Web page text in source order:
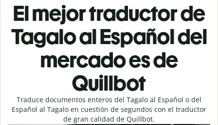
El mejor traductor de
Tagalo al Español del
mercado es de
Quillbot
Traduce documentos enteros del Tagalo al Español o del
Español al Tagalo en cuestión de segundos con el traductor
de gran calidad de Quillbot.